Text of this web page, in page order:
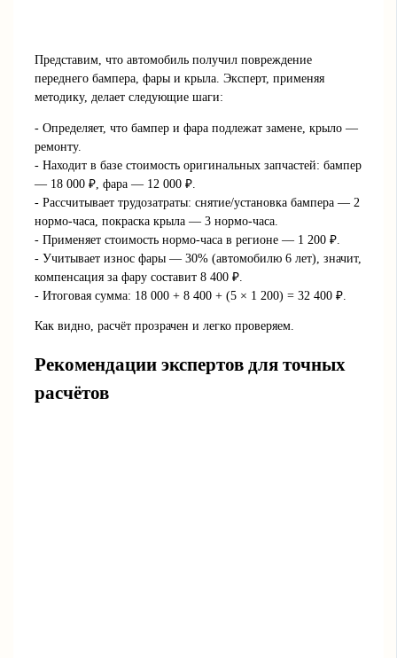
Представим, что автомобиль получил повреждение
переднего бампера, фары и крыла. Эксперт, применяя
методику, делает следующие шаги:
- Определяет, что бампер и фара подлежат замене, крыло —
ремонту.
- Находит в базе стоимость оригинальных запчастей: бампер
— 18 000 ₽, фара — 12 000 ₽.
- Рассчитывает трудозатраты: снятие/установка бампера — 2
нормо-часа, покраска крыла — 3 нормо-часа.
- Применяет стоимость нормо-часа в регионе — 1 200 ₽.
- Учитывает износ фары — 30% (автомобилю 6 лет), значит,
компенсация за фару составит 8 400 ₽.
- Итоговая сумма: 18 000 + 8 400 + (5 × 1 200) = 32 400 ₽.
Как видно, расчёт прозрачен и легко проверяем.
Рекомендации экспертов для точных
расчётов